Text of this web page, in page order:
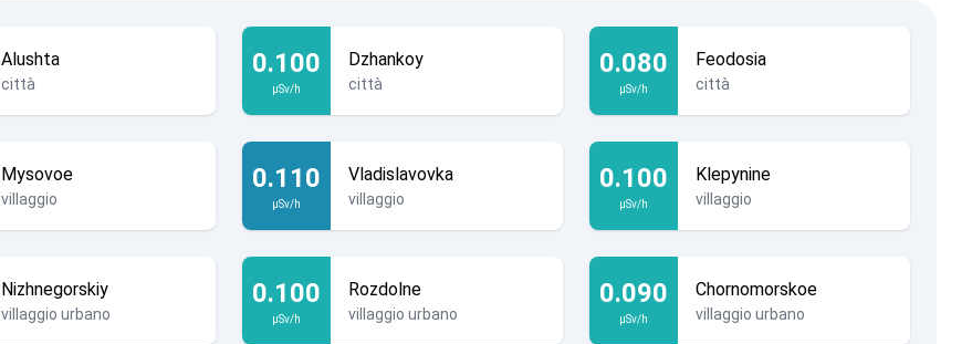
Alushta
città
0.100
µSv/h
Dzhankoy
città
0.080
µSv/h
Feodosia
città
Mysovoe
villaggio
0.110
µSv/h
Vladislavovka
villaggio
0.100
µSv/h
Klepynine
villaggio
Nizhnegorskiy
villaggio urbano
0.100
µSv/h
Rozdolne
villaggio urbano
0.090
µSv/h
Chornomorskoe
villaggio urbano